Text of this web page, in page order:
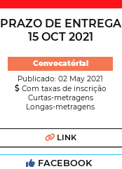
PRAZO DE ENTREGA
15 OCT 2021
Convocatória!
Publicado: 02 May 2021
Com taxas de inscrição
Curtas-metragens
Longas-metragens
LINK
FACEBOOK